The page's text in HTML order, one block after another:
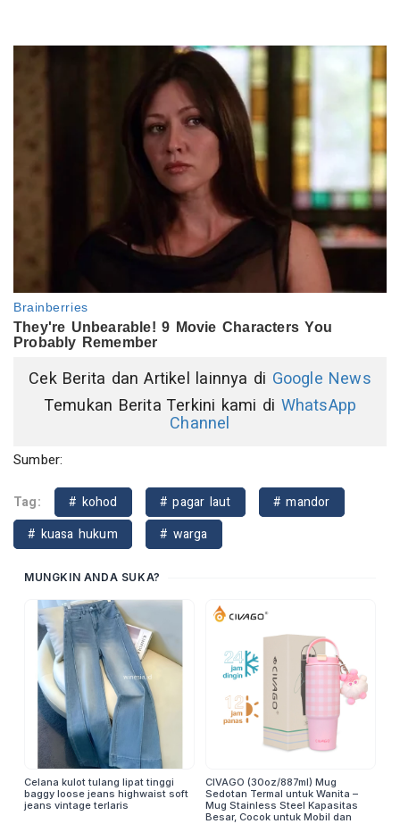
Cek Berita dan Artikel lainnya di Google News
Temukan Berita Terkini kami di WhatsApp
Channel
Sumber:
Tag: # kohod # pagar laut
# mandor
# kuasa hukum
# warga